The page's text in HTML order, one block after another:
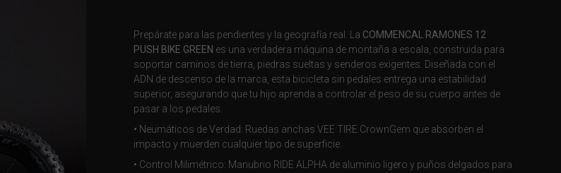
Prepárate para las pendientes y la geografía real. La COMMENCAL RAMONES 12
PUSH BIKE GREEN es una verdadera máquina de montaña a escala, construida para
soportar caminos de tierra, piedras sueltas y senderos exigentes. Diseñada con el
ADN de descenso de la marca, esta bicicleta sin pedales entrega una estabilidad
superior, asegurando que tu hijo aprenda a controlar el peso de su cuerpo antes de
pasar a los pedales.
• Neumáticos de Verdad: Ruedas anchas VEE TIRE CrownGem que absorben el
impacto y muerden cualquier tipo de superficie.
• Control Milimétrico: Manubrio RIDE ALPHA de aluminio ligero y puños delgados para